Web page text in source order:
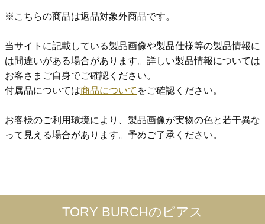
※こちらの商品は返品対象外商品です。
当サイトに記載している製品画像や製品仕様等の製品情報に
は間違いがある場合があります。詳しい製品情報については
お客さまご自身でご確認ください。
付属品については商品について をご確認ください。
お客様のご利用環境により、製品画像が実物の色と若干異な
って見える場合があります。予めご了承ください。
TORY BURCHのピアス